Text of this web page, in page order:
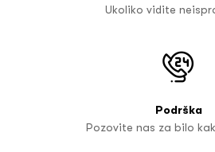
Ukoliko vidite
Podrška
Pozovite nas za bilo